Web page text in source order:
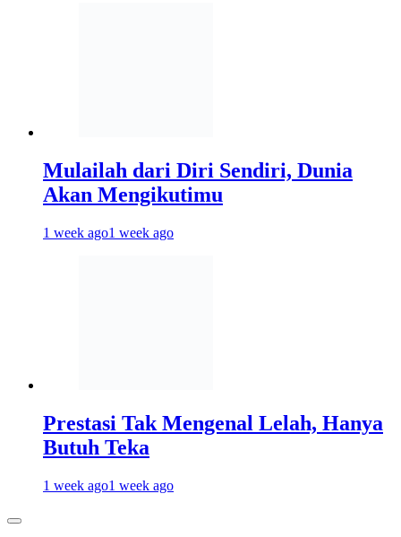
Mulailah dari Diri Sendiri, Dunia
Akan Mengikutimu
1 week ago1 week ago
Prestasi Tak Mengenal Lelah, Hanya
Butuh Teka
1 week ago1 week ago